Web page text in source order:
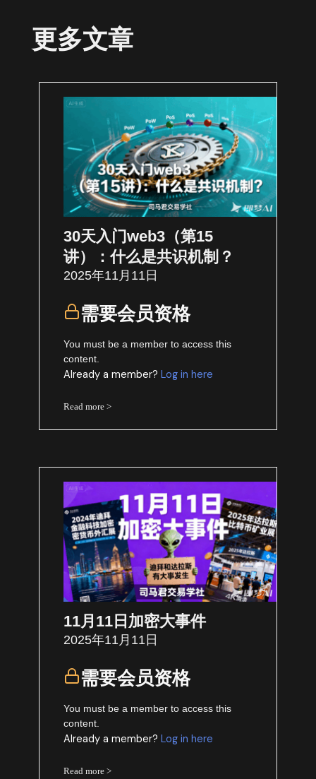
更多文章
30天入门web3（第15
讲）：什么是共识机制？
2025年11月11日
需要会员资格
You must be a member to access this
content.
Already a member?Log in here
Read more >
11月11日加密大事件
2025年11月11日
需要会员资格
You must be a member to access this
content.
Already a member?Log in here
Read more >